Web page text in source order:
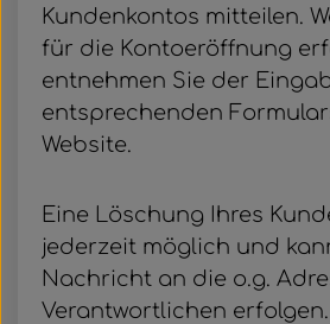
Kundenkontos mitteilen.
für die Kontoeröffnung
entnehmen Sie der
entsprechenden
Website.
Eine Löschung Ihres
jederzeit möglich und
Nachricht an die o.g.
Verantwortlichen